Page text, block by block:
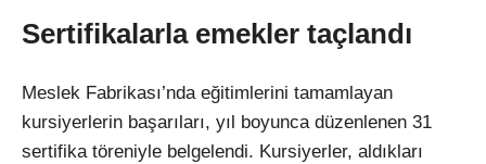
Sertifikalarla emekler taçland ı
Meslek Fabrikası’nda eğitimlerini tamamlayan
kursiyerlerin başarıları, yıl boyunca düzenlenen 31
sertifika töreniyle belgelendi. Kursiyerler, aldıkları